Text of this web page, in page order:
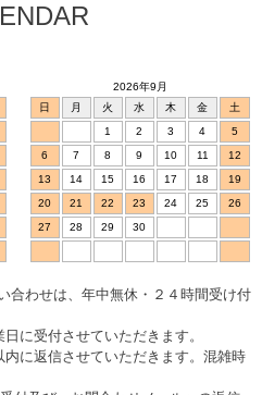
2026年9月
日
月 火 水 木 金
土
1
2 3 4
5
6
7 8 9 10 11
12
13
14 15 16 17 18
19
20
21 22 23 24 25
26
27
28 29 30
合わせは、年中無休・２４時間受け付
に受付させていただきます。
に返信させていただきます。混雑時